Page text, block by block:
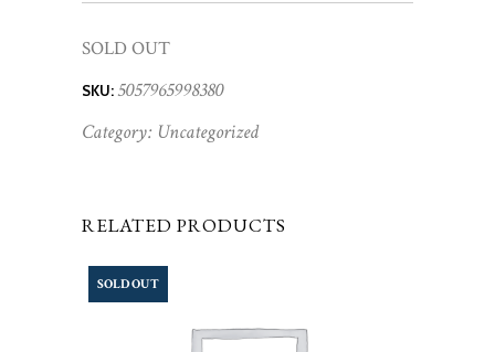
SOLD OUT
SKU: 5057965998380
Category: Uncategorized
RELATED PRODUCTS
SOLD OUT